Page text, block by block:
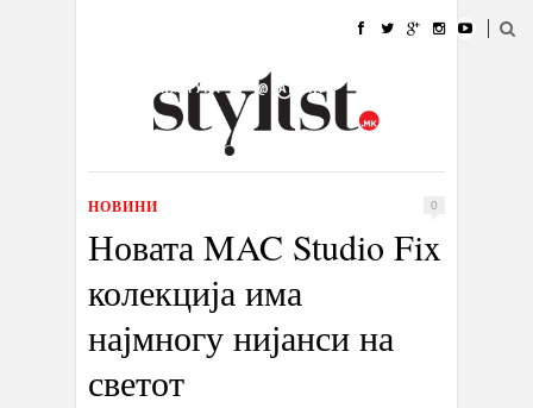
УБАВИНА
КУЛТУРА @РАБОТА
ИЗЛОГ
НОВИНИ 0
Новата MAC Studio Fix
колекција има
најмногу нијанси на
светот